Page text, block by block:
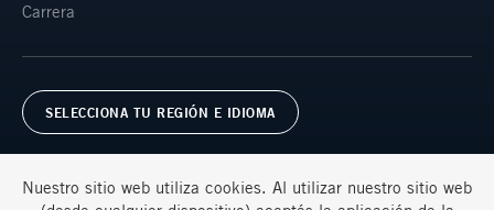
Carrera
SELECCIONA TU REGIÓN E IDIOMA
Nuestro sitio web utiliza cookies. Al utilizar nuestro sitio web